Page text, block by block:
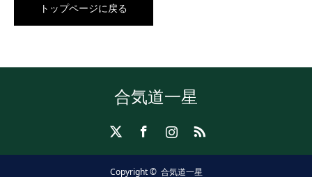
トップページに戻る
合気道一星
InstagramRSS
Copyright © 合気道一星